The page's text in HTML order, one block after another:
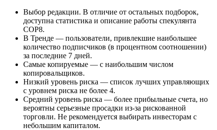
Выбор редакции. В отличие от остальных подборок,
доступна статистика и описание работы спекулянта
COP8.
В Тренде — пользователи, привлекшие наибольшее
количество подписчиков (в процентном соотношении)
за последние 7 дней.
Самые копируемые — с наибольшим числом
копировальщиков.
Низкий уровень риска — список лучших управляющих
с уровнем риска не более 4.
Средний уровень риска — более прибыльные счета, но
вероятны серьезные просадки из-за рискованной
торговли. Не рекомендуется выбирать инвесторам с
небольшим капиталом.